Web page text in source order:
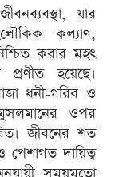
যার
কল্যাণ,
করার মহৎ
হয়েছে।
ধনী-গরিব ও
মুসলমানের ওপর
জীবনের শত
পেশাগত দায়িত্ব